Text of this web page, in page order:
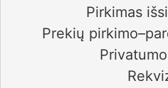
Pirkimas
Prekių